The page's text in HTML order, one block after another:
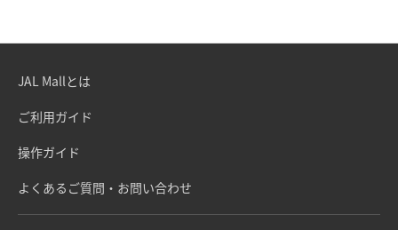
JAL Mallとは
ご利用ガイド
操作ガイド
よくあるご質問・お問い合わせ